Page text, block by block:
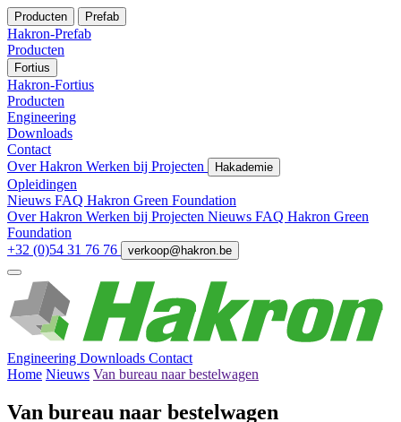
Producten Prefab
Hakron-Prefab
Producten
Fortius
Hakron-Fortius
Producten
Engineering
Downloads
Contact
Over Hakron Werken bij Projecten Hakademie
Opleidingen
Nieuws FAQ Hakron Green Foundation
Over Hakron Werken bij Projecten Nieuws FAQ Hakron Green
Foundation
+32 (0)54 31 76 76
verkoop@hakron.be
Engineering Downloads Contact
Home Nieuws Van bureau naar bestelwagen
Van bureau naar bestelwagen